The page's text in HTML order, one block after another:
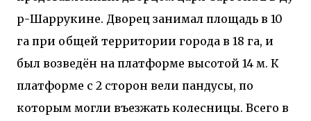
р-Шаррукине. Дворец занимал площадь в 10
га при общей территории города в 18 га, и
был возведён на платформе высотой 14 м. К
платформе с 2 сторон вели пандусы, по
которым могли въезжать колесницы. Всего в